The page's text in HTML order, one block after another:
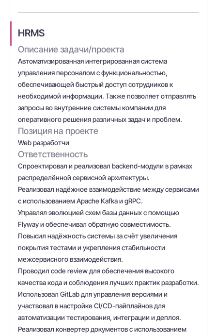
HRMS
Описание задачи/проекта
Автоматизированная интегрированная система
управления персоналом с функциональностью,
обеспечивающей быстрый доступ сотрудников к
необходимой информации. Также позволяет отправлять
запросы во внутренние системы компании для
оперативного решения различных задач и проблем.
Позиция на проекте
Web разработчи
Ответственность
Спроектировал и реализовал backend-модули в рамках
распределённой сервисной архитектуры.
Реализовал надёжное взаимодействие между сервисами
с использованием Apache Kafka и gRPC.
Управлял эволюцией схем базы данных с помощью
Flyway и обеспечивал обратную совместимость.
Повысил надёжность системы за счёт увеличения
покрытия тестами и укрепления стабильности
межсервисного взаимодействия.
Проводил code review для обеспечения высокого
качества кода и соблюдения лучших практик разработки.
Использовал GitLab для управления версиями и
участвовал в настройке CI/CD-пайплайнов для
автоматизации тестирования, интеграции и деплоя.
Реализовал конвертер документов с использованием